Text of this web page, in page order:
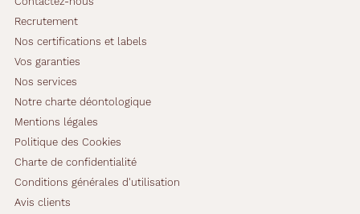
Recrutement
Nos certifications et labels
Vos garanties
Nos services
Notre charte déontologique
Mentions légales
Politique des Cookies
Charte de confidentialité
Conditions générales d'utilisation
Avis clients